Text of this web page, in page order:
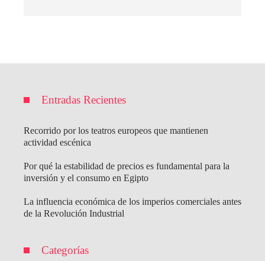
Entradas Recientes
Recorrido por los teatros europeos que mantienen
actividad escénica
Por qué la estabilidad de precios es fundamental para la
inversión y el consumo en Egipto
La influencia económica de los imperios comerciales antes
de la Revolución Industrial
Categorías